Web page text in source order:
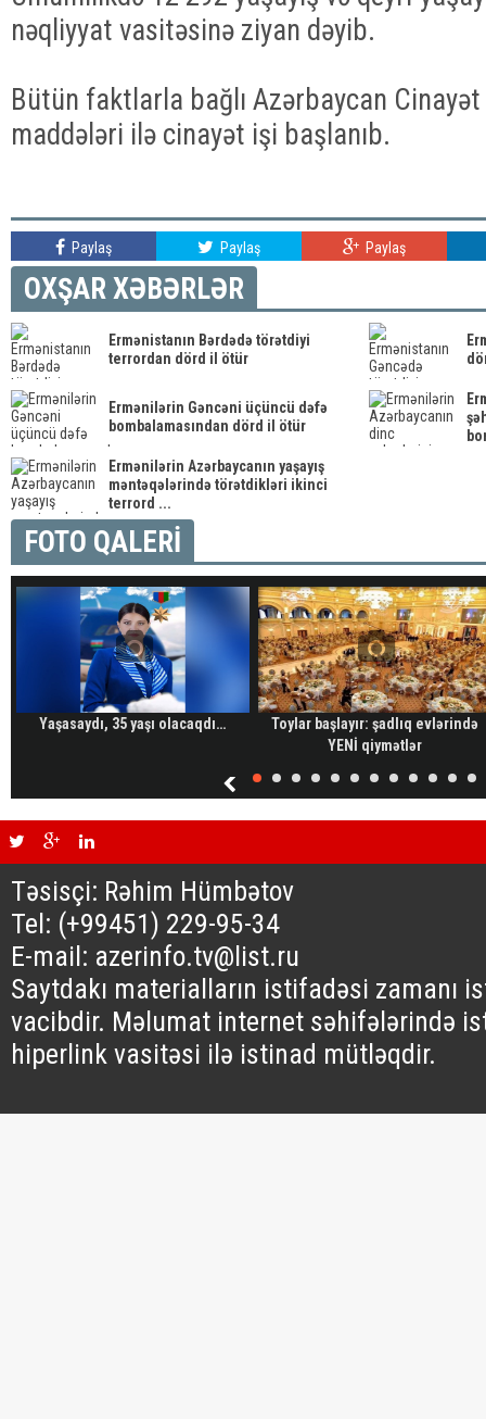
nəqliyyat vasitəsinə ziyan dəyib.
Bütün faktlarla bağlı Azərbaycan
maddələri ilə cinayət işi başlanıb.
Paylaş Paylaş Paylaş
OXŞAR XƏBƏRLƏR
Ermənistanın Bərdədə törətdiyi
terrordan dörd il ötür
Ermənilərin Gəncəni üçüncü dəfə
bombalamasından dörd il ötür
Ermənilərin Azərbaycanın yaşayış
məntəqələrində törətdikləri ikinci
terrord ...
FOTO QALERİ
Yaşasaydı, 35 yaşı olacaqdı…
Toylar başlayır: şadlıq evlərində
YENİ qiymətlər
Təsisçi: Rəhim Hümbətov
Tel: (+99451) 229-95-34
E-mail: azerinfo.tv@list.ru
Saytdakı materialların istifadəsi zamanı
vacibdir. Məlumat internet səhifələrində
hiperlink vasitəsi ilə istinad mütləqdir.